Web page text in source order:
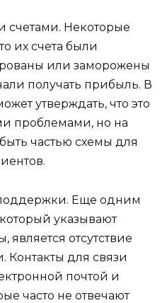
счетами. Некоторые
их счета были
или заморожены
получать прибыль. В
утверждать, что это
проблемами, но на
частью схемы для
Еще одним
указывают
отсутствие
для связи
почтой и
часто не отвечают